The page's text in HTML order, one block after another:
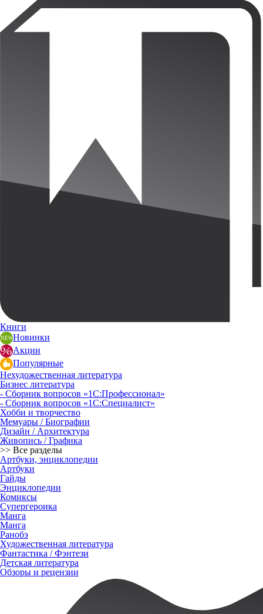
Книги
Новинки
Акции
Популярные
Нехудожественная литература
Бизнес литература
- Сборник вопросов «1С:Профессионал»
- Сборник вопросов «1С:Специалист»
Хобби и творчество
Мемуары / Биографии
Дизайн / Архитектура
Живопись / Графика
>> Все разделы
Артбуки, энциклопедии
Артбуки
Гайды
Энциклопедии
Комиксы
Супергероика
Манга
Манга
Ранобэ
Художественная литература
Фантастика / Фэнтези
Детская литература
Обзоры и рецензии